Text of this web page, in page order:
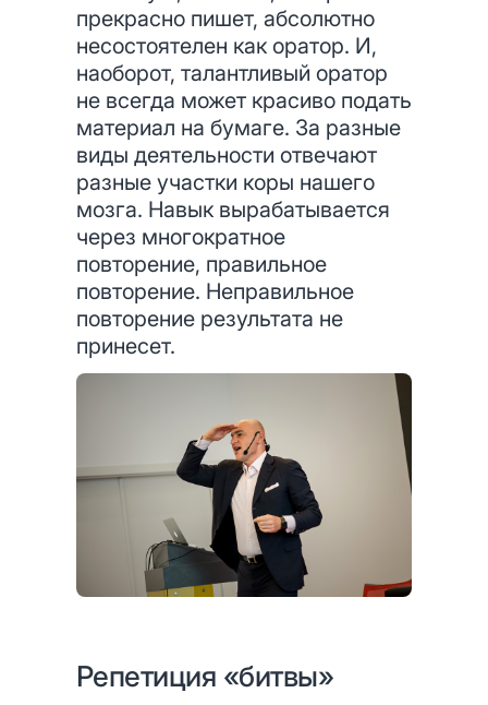
прекрасно пишет, абсолютно
несостоятелен как оратор. И,
наоборот, талантливый оратор
не всегда может красиво подать
материал на бумаге. За разные
виды деятельности отвечают
разные участки коры нашего
мозга. Навык вырабатывается
через многократное
повторение, правильное
повторение. Неправильное
повторение результата не
принесет.
Репетиция «битвы»